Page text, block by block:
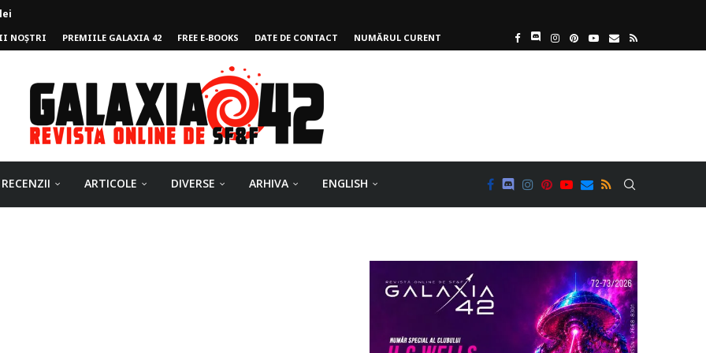
NOȘTRI PREMIILE GALAXIA 42 FREE E-BOOKS DATE DE CONTACT NUMĂRUL CURENT
RECENZII ARTICOLE DIVERSE ARHIVA ENGLISH